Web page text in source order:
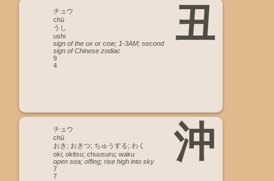
丑
チュウ
chū
うし
ushi
sign of the ox or cow; 1-3AM; second
sign of Chinese zodiac
9
4
沖
チュウ
chū
おき; おきつ; ちゅうする; わく
oki; okitsu; chuusuru; waku
open sea; offing; rise high into sky
7
7